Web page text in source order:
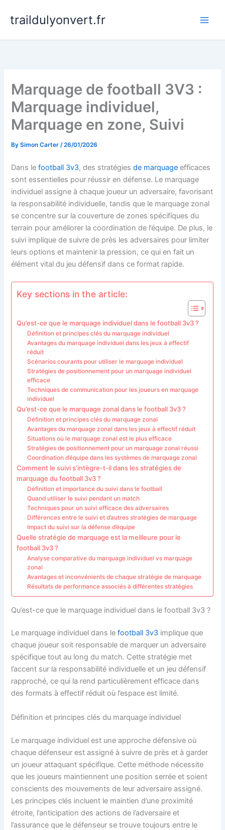
traildulyonvert.fr
Marquage de football 3V3 :
Marquage individuel,
Marquage en zone, Suivi
BySimon Carter/26/01/2026
Dans lefootball 3v3, des stratégiesde marquage efficaces
sont essentielles pour réussir en défense. Le marquage
individuel assigne à chaque joueur un adversaire, favorisant
la responsabilité individuelle, tandis que le marquage zonal
se concentre sur la couverture de zones spécifiques du
terrain pour améliorer la coordination de l’équipe. De plus, le
suivi implique de suivre de près les adversaires pour limiter
leurs options et maintenir la pression, ce qui en fait un
élément vital du jeu défensif dans ce format rapide.
Key sections in the article:
Qu’est-ce que le marquage individuel dans le football 3v3 ?
Définition et principes clés du marquage individuel
Avantages du marquage individuel dans les jeux à effectif
réduit
Scénarios courants pour utiliser le marquage individuel
Stratégies de positionnement pour un marquage individuel
efficace
Techniques de communication pour les joueurs en marquage
individuel
Qu’est-ce que le marquage zonal dans le football 3v3 ?
Définition et principes clés du marquage zonal
Avantages du marquage zonal dans les jeux à effectif réduit
Situations où le marquage zonal est le plus efficace
Stratégies de positionnement pour un marquage zonal réussi
Coordination d’équipe dans les systèmes de marquage zonal
Comment le suivi s’intègre-t-il dans les stratégies de
marquage du football 3v3 ?
Définition et importance du suivi dans le football
Quand utiliser le suivi pendant un match
Techniques pour un suivi efficace des adversaires
Différences entre le suivi et d’autres stratégies de marquage
Impact du suivi sur la défense d’équipe
Quelle stratégie de marquage est la meilleure pour le
football 3v3 ?
Analyse comparative du marquage individuel vs marquage
zonal
Avantages et inconvénients de chaque stratégie de marquage
Résultats de performance associés à différentes stratégies
Qu’est-ce que le marquage individuel dans le football 3v3 ?
Le marquage individuel dans lefootball 3v3 implique que
chaque joueur soit responsable de marquer un adversaire
spécifique tout au long du match. Cette stratégie met
l’accent sur la responsabilité individuelle et un jeu défensif
rapproché, ce qui la rend particulièrement efficace dans
des formats à effectif réduit où l’espace est limité.
Définition et principes clés du marquage individuel
Le marquage individuel est une approche défensive où
chaque défenseur est assigné à suivre de près et à garder
un joueur attaquant spécifique. Cette méthode nécessite
que les joueurs maintiennent une position serrée et soient
conscients des mouvements de leur adversaire assigné.
Les principes clés incluent le maintien d’une proximité
étroite, l’anticipation des actions de l’adversaire et
l’assurance que le défenseur se trouve toujours entre le